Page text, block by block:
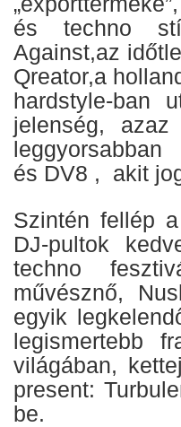
és techno
Against,az
Qreator,a
hardstyle-ban
jelenség,
és DV8 , akit
Szintén fellép
DJ-pultok
techno
művésznő,
egyik
legismertebb
világában,
present:
be.